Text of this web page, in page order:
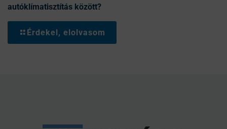
autóklímatisztítás között?
Érdekel, elolvasom